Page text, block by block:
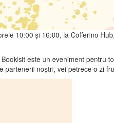
10:00 și 16:00, la Cofferino
este un eveniment pentru
noştri, vei petrece o zi